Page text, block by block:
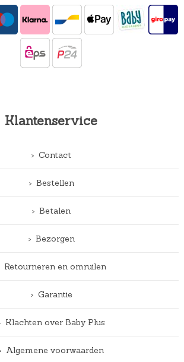
Klantenservice
Contact
Bestellen
Betalen
Bezorgen
Retourneren en omruilen
Garantie
Klachten over Baby Plus
Algemene voorwaarden